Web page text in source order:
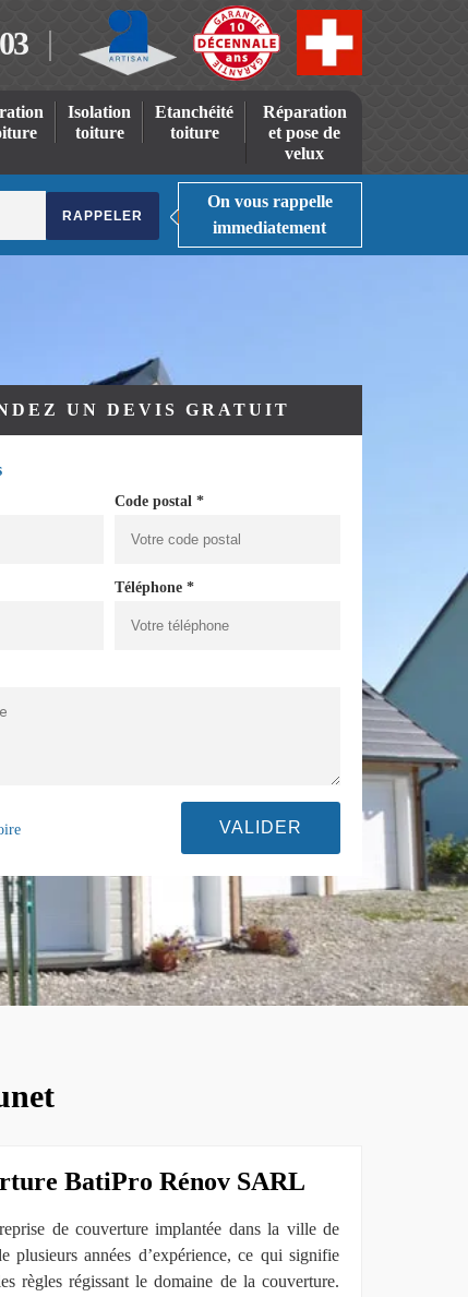
Isolation
toiture
Etanchéité
toiture
Réparation
et pose de
velux
On vous rappelle
immediatement
UN DEVIS GRATUIT
Code postal *
Téléphone *
BatiPro Rénov SARL
de couverture implantée dans la ville de
plusieurs années d’expérience, ce qui signifie
règles régissant le domaine de la couverture.